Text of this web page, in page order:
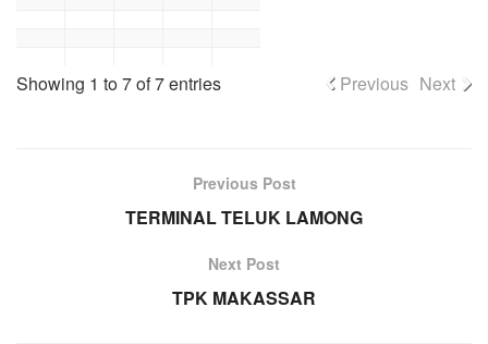
Showing 1 to 7 of 7 entries Previous Next
Previous Post
TERMINAL TELUK LAMONG
Next Post
TPK MAKASSAR